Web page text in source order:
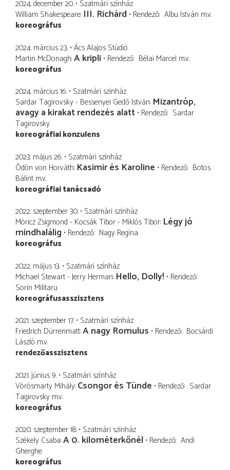
2024. december 20. Szatmári színház
William Shakespeare III. Richárd Rendező Albu István m.v.
koreográfus
2024. március 23. Ács Alajos Stúdió
Martin McDonagh A kripli Rendező Bélai Marcel m.v.
koreográfus
2024. március 16. Szatmári színház
Sardar Tagirovsky - Bessenyei Gedő István Mizantróp,
avagy a kirakat rendezés alatt Rendező Sardar
Tagirovsky
koreográfiai konzulens
2023. május 26. Szatmári színház
Ödön von Horváth Kasimir és Karoline Rendező Botos
Bálint m.v.
koreográfiai tanácsadó
2022. szeptember 30. Szatmári színház
Móricz Zsigmond - Kocsák Tibor - Miklós Tibor Légy jó
mindhalálig Rendező Nagy Regina
koreográfus
2022. május 13. Szatmári színház
Michael Stewart - Jerry Herman Hello, Dolly! Rendező
Sorin Militaru
koreográfusasszisztens
2021. szeptember 17. Szatmári színház
Friedrich Dürrenmatt A nagy Romulus Rendező Bocsárdi
László m.v.
rendezőasszisztens
2021. június 9. Szatmári színház
Vörösmarty Mihály Csongor és Tünde Rendező Sardar
Tagirovsky m.v.
koreográfus
2020. szeptember 18. Szatmári színház
Székely Csaba A 0. kilométerkőnél Rendező Andi
Gherghe
koreográfus